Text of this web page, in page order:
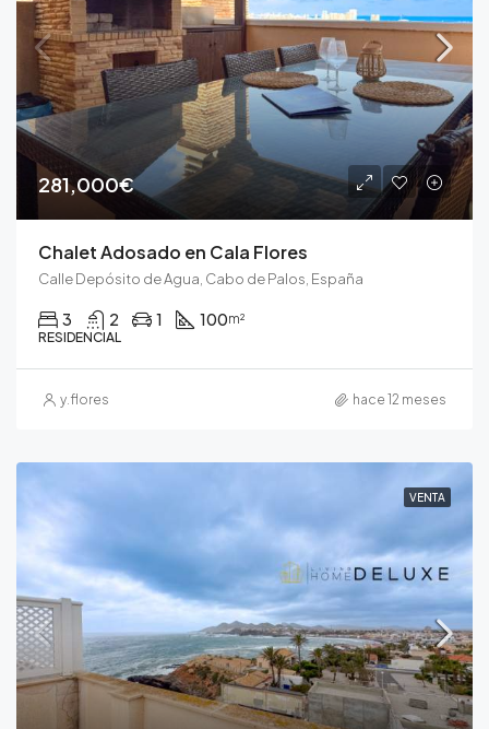
281,000€
Chalet Adosado en Cala Flores
Calle Depósito de Agua, Cabo de Palos, España
3 2 1 100m²
RESIDENCIAL
y.flores hace 12 meses
VENTA